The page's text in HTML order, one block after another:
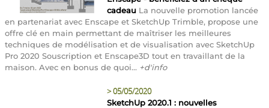
cadeau La nouvelle promotion lancée
en partenariat avec Enscape et SketchUp Trimble, propose une
offre clé en main permettant de maîtriser les meilleures
techniques de modélisation et de visualisation avec SketchUp
Pro 2020 Souscription et Enscape3D tout en travaillant de la
maison. Avec en bonus de quoi... +d'info
>05/05/2020
SketchUp 2020.1 : nouvelles